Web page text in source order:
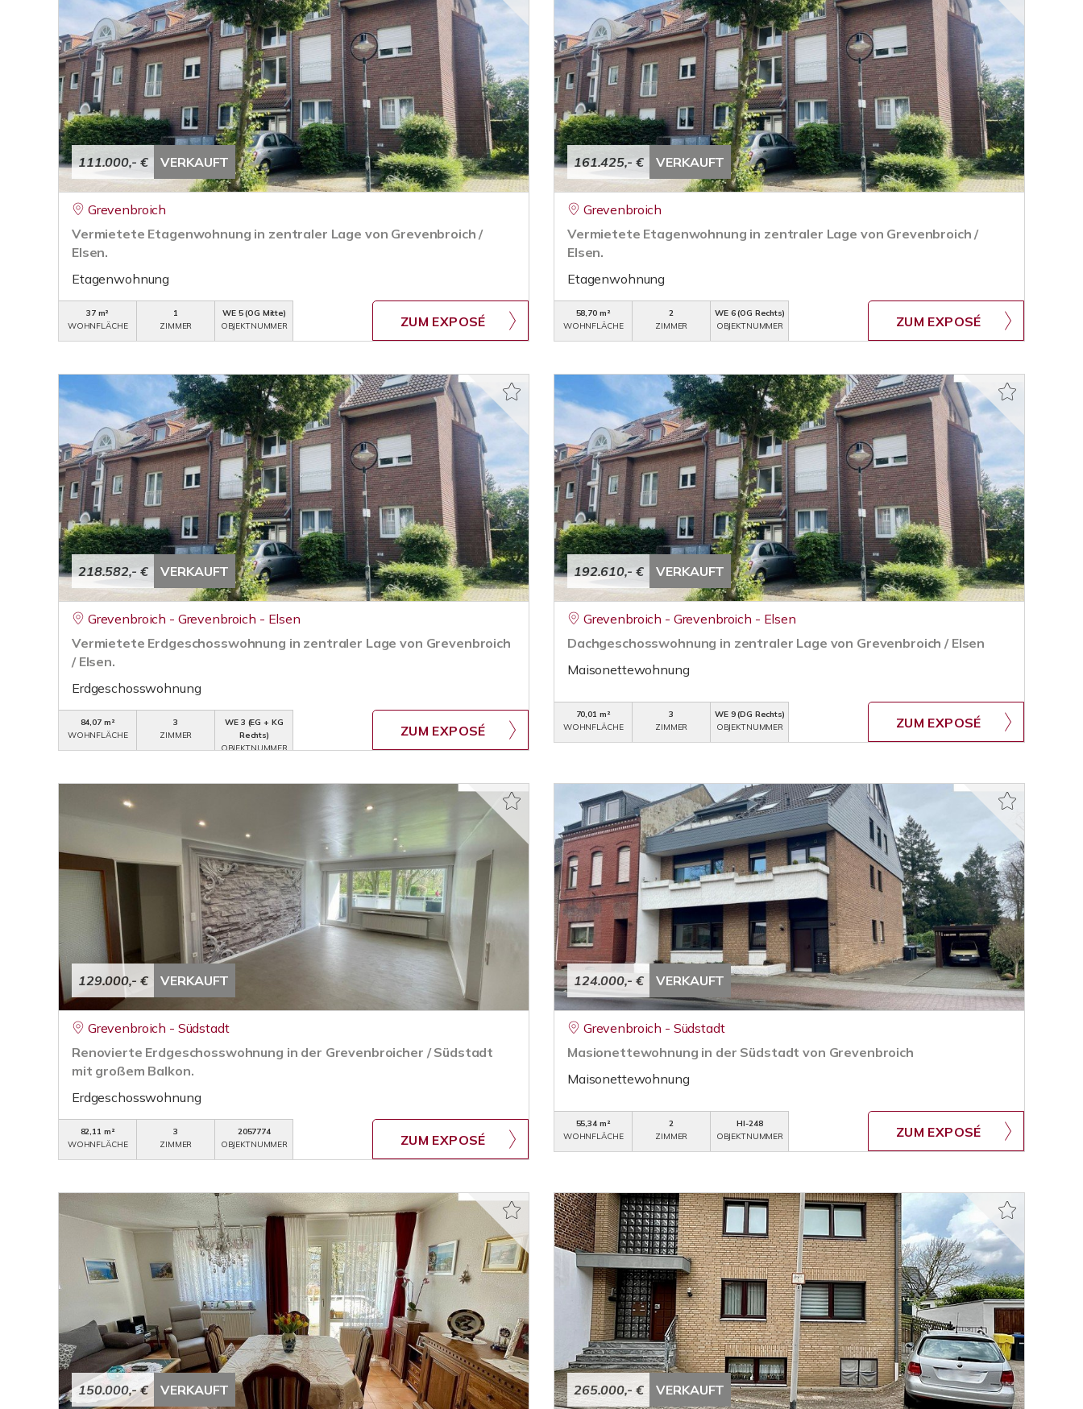
111.000,- € VERKAUFT
Grevenbroich
Vermietete Etagenwohnung in zentraler Lage von Grevenbroich /
Elsen.
Etagenwohnung
37 m²
WOHNFLÄCHE
1
ZIMMER
WE 5 (OG Mitte)
OBJEKTNUMMER
ZUM EXPOSÉ
161.425,- € VERKAUFT
Grevenbroich
Vermietete Etagenwohnung in zentraler Lage von Grevenbroich /
Elsen.
Etagenwohnung
58,70 m²
WOHNFLÄCHE
2
ZIMMER
WE 6 (OG Rechts)
OBJEKTNUMMER
ZUM EXPOSÉ
218.582,- € VERKAUFT
Grevenbroich - Grevenbroich - Elsen
Vermietete Erdgeschosswohnung in zentraler Lage von Grevenbroich
/ Elsen.
Erdgeschosswohnung
84,07 m²
WOHNFLÄCHE
3
ZIMMER
WE 3 (EG + KG
Rechts)
OBJEKTNUMMER
ZUM EXPOSÉ
192.610,- € VERKAUFT
Grevenbroich - Grevenbroich - Elsen
Dachgeschosswohnung in zentraler Lage von Grevenbroich / Elsen
Maisonettewohnung
70,01 m²
WOHNFLÄCHE
3
ZIMMER
WE 9 (DG Rechts)
OBJEKTNUMMER
ZUM EXPOSÉ
129.000,- € VERKAUFT
Grevenbroich - Südstadt
Renovierte Erdgeschosswohnung in der Grevenbroicher / Südstadt
mit großem Balkon.
Erdgeschosswohnung
82,11 m²
WOHNFLÄCHE
3
ZIMMER
2057774
OBJEKTNUMMER
ZUM EXPOSÉ
124.000,- € VERKAUFT
Grevenbroich - Südstadt
Masionettewohnung in der Südstadt von Grevenbroich
Maisonettewohnung
55,34 m²
WOHNFLÄCHE
2
ZIMMER
HI-248
OBJEKTNUMMER
ZUM EXPOSÉ
150.000,- € VERKAUFT 265.000,- € VERKAUFT